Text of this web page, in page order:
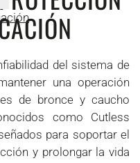
del sistema de
una operación
de bronce y caucho
como Cutless
para soportar el
y prolongar la vida